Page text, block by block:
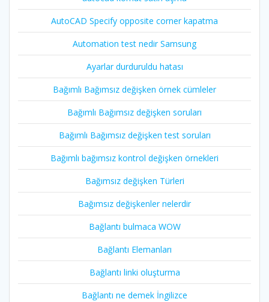
AutoCAD Specify opposite corner kapatma
Automation test nedir Samsung
Ayarlar durduruldu hatası
Bağımlı Bağımsız değişken örnek cümleler
Bağımlı Bağımsız değişken soruları
Bağımlı Bağımsız değişken test soruları
Bağımlı bağımsız kontrol değişken örnekleri
Bağımsız değişken Türleri
Bağımsız değişkenler nelerdir
Bağlantı bulmaca WOW
Bağlantı Elemanları
Bağlantı linki oluşturma
Bağlantı ne demek İngilizce